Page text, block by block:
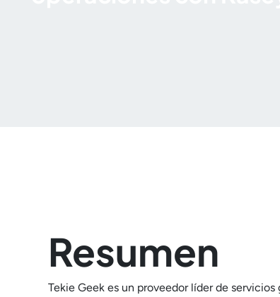
Resumen
Tekie Geek es un proveedor líder de